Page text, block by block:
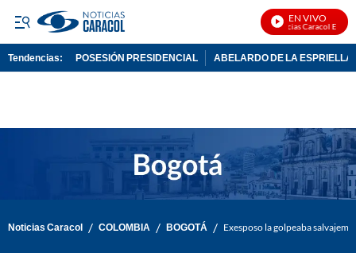
EN VIVO
Noticias Caracol En Vivo
Tendencias: POSESIÓN PRESIDENCIAL ABELARDO DE LA ESPRIELLA
Noticias Caracol / COLOMBIA / BOGOTÁ / Exesposo la golpeaba